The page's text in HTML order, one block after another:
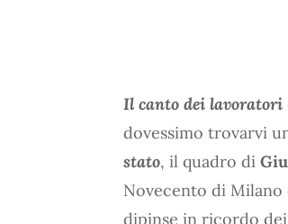
Il canto dei lavoratori
dovessimo trovarvi
stato, il quadro di
Novecento di Milano
dipinse in ricordo